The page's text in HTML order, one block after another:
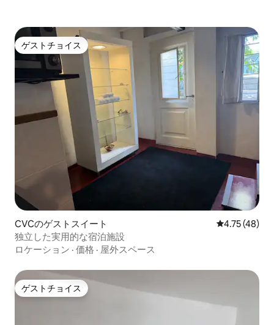
ゲストチョイス
ゲストチョイス
CVCのゲストスイート レビュー48
4.75 (48)
独立した実用的な宿泊施設
ロケーション · 価格 · 屋外スペース
ゲストチョイス
ゲストチョイス